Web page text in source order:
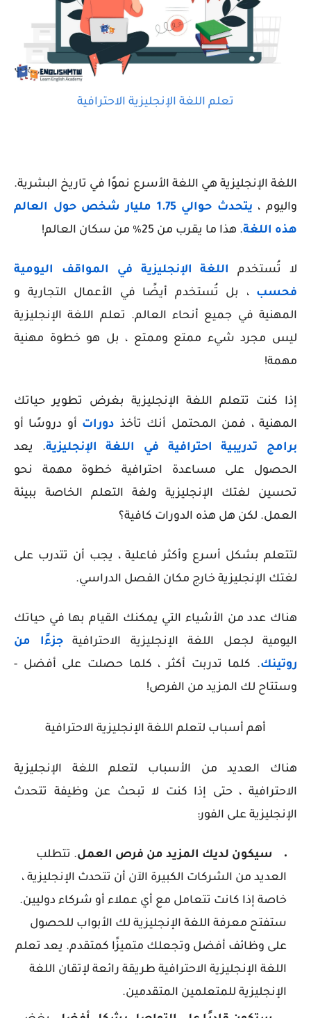
تعلم اللغة الإنجليزية الاحترافية
اللغة الإنجليزية هي اللغة الأسرع نموًا في تاريخ البشرية.
واليوم ،
يتحدث حوالي 1.75 مليار شخص حول العالم
هذه اللغة. هذا ما يقرب من 25٪ من سكان العالم!
لا تُستخدم
اللغة الإنجليزية في المواقف اليومية
فحسب ، بل تُستخدم أيضًا في الأعمال التجارية و
المهنية في جميع أنحاء العالم. تعلم اللغة الإنجليزية
ليس مجرد شيء ممتع وممتع ، بل هو خطوة مهنية
مهمة!
إذا كنت تتعلم اللغة الإنجليزية بغرض تطوير حياتك
المهنية ، فمن المحتمل أنك تأخذ دورات أو دروسًا أو
برامج تدريبية احترافية في اللغة الإنجليزية. يعد
الحصول على مساعدة احترافية خطوة مهمة نحو
تحسين لغتك الإنجليزية ولغة التعلم الخاصة ببيئة
العمل. لكن هل هذه الدورات كافية؟
لتتعلم بشكل أسرع وأكثر فاعلية ، يجب أن تتدرب على
لغتك الإنجليزية خارج مكان الفصل الدراسي.
هناك عدد من الأشياء التي يمكنك القيام بها في حياتك
اليومية لجعل اللغة الإنجليزية الاحترافيةجزءًا من
روتينك. كلما تدربت أكثر ، كلما حصلت على أفضل -
وستتاح لك المزيد من الفرص!
أهم أسباب لتعلم اللغة الإنجليزية الاحترافية
هناك العديد من الأسباب لتعلم اللغة الإنجليزية
الاحترافية ، حتى إذا كنت لا تبحث عن وظيفة تتحدث
الإنجليزية على الفور:
سيكون لديك المزيد من فرص العمل. تتطلب
العديد من الشركات الكبيرة الآن أن تتحدث الإنجليزية ،
خاصة إذا كانت تتعامل مع أي عملاء أو شركاء دوليين.
ستفتح معرفة اللغة الإنجليزية لك الأبواب للحصول
على وظائف أفضل وتجعلك متميزًا كمتقدم. يعد تعلم
اللغة الإنجليزية الاحترافية طريقة رائعة لإتقان اللغة
الإنجليزية للمتعلمين المتقدمين.